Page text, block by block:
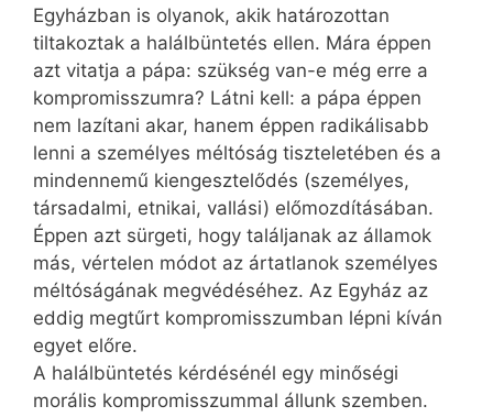
Egyházban is olyanok, akik határozottan
tiltakoztak a halálbüntetés ellen. Mára éppen
azt vitatja a pápa: szükség van-e még erre a
kompromisszumra? Látni kell: a pápa éppen
nem lazítani akar, hanem éppen radikálisabb
lenni a személyes méltóság tiszteletében és a
mindennemű kiengesztelődés (személyes,
társadalmi, etnikai, vallási) előmozdításában.
Éppen azt sürgeti, hogy találjanak az államok
más, vértelen módot az ártatlanok személyes
méltóságának megvédéséhez. Az Egyház az
eddig megtűrt kompromisszumban lépni kíván
egyet előre.
A halálbüntetés kérdésénél egy minőségi
morális kompromisszummal állunk szemben.